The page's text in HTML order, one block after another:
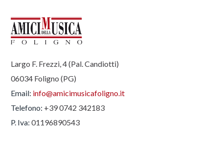
Largo F. Frezzi, 4 (Pal. Candiotti)
06034 Foligno (PG)
Email: info@amicimusicafoligno.it
Telefono: +39 0742 342183
P. Iva: 01196890543